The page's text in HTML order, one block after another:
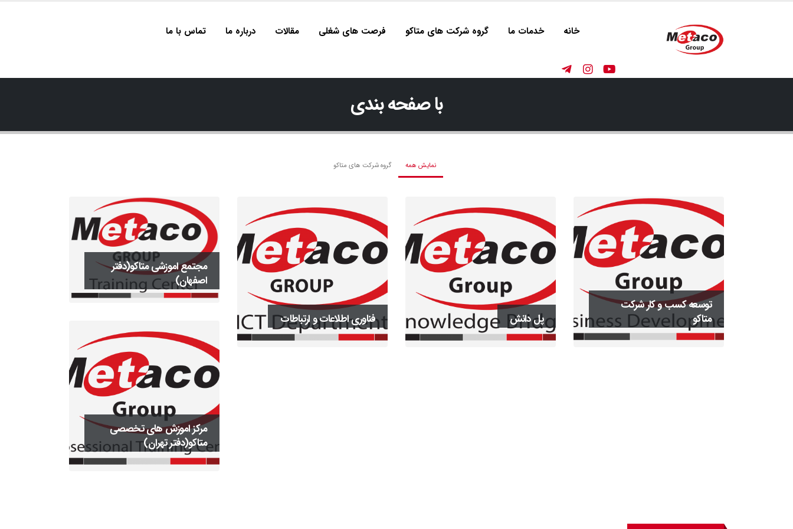
خانه خدمات ما گروه شرکت های متاکو فرصت های شغلی مقالات درباره ما تماس با ما
با صفحه بندی
نمایش همه گروه شرکت های متاکو
توسعه کسب و کار شرکت
متاکو
پل دانش فناوری اطلاعات و ارتباطات
مجتمع اموزشی متاکو(دفتر
اصفهان)
مرکز اموزش های تخصصی
متاکو(دفتر تهران)